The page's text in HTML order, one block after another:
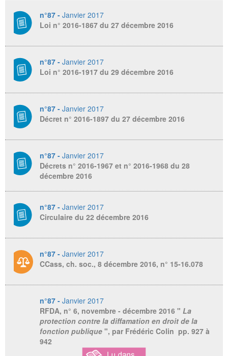
n°87 - Janvier 2017
Loi n° 2016-1867 du 27 décembre 2016
n°87 - Janvier 2017
Loi n° 2016-1917 du 29 décembre 2016
n°87 - Janvier 2017
Décret n° 2016-1897 du 27 décembre 2016
n°87 - Janvier 2017
Décrets n° 2016-1967 et n° 2016-1968 du 28
décembre 2016
n°87 - Janvier 2017
Circulaire du 22 décembre 2016
n°87 - Janvier 2017
CCass, ch. soc., 8 décembre 2016, n° 15-16.078
n°87 - Janvier 2017
RFDA, n° 6, novembre - décembre 2016 " La
protection contre la diffamation en droit de la
fonction publique ", par Frédéric Colin pp. 927 à
942